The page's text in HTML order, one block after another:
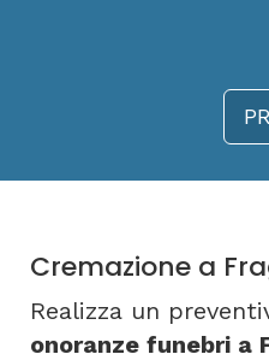
Cremazione a
Realizza un
onoranze funebri a